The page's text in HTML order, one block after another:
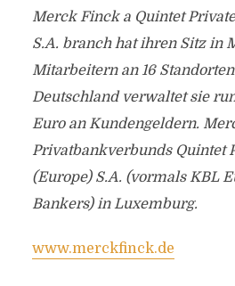
Merck Finck a Quintet
S.A. branch hat ihren Sitz in
Mitarbeitern an 16
Deutschland verwaltet sie
Euro an Kundengeldern.
Privatbankverbunds Quintet
(Europe) S.A. (vormals KBL
Bankers) in Luxemburg.
www.merckfinck.de